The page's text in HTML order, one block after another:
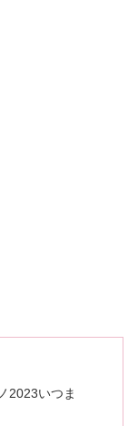
2023いつま